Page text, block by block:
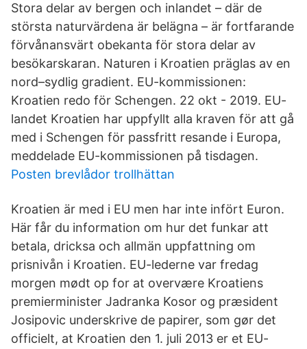
Stora delar av bergen och inlandet – där de
största naturvärdena är belägna – är fortfarande
förvånansvärt obekanta för stora delar av
besökarskaran. Naturen i Kroatien präglas av en
nord–sydlig gradient. EU-kommissionen:
Kroatien redo för Schengen. 22 okt - 2019. EU-
landet Kroatien har uppfyllt alla kraven för att gå
med i Schengen för passfritt resande i Europa,
meddelade EU-kommissionen på tisdagen.
Posten brevlådor trollhättan
Kroatien är med i EU men har inte infört Euron.
Här får du information om hur det funkar att
betala, dricksa och allmän uppfattning om
prisnivån i Kroatien. EU-lederne var fredag
morgen mødt op for at overvære Kroatiens
premierminister Jadranka Kosor og præsident
Josipovic underskrive de papirer, som gør det
officielt, at Kroatien den 1. juli 2013 er et EU-